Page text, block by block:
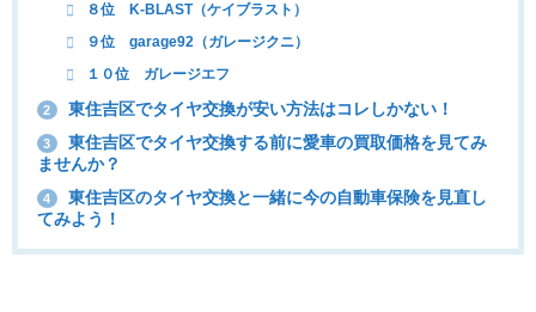
８位 K-BLAST（ケイブラスト）
９位 garage92（ガレージクニ）
１０位 ガレージエフ
2 東住吉区でタイヤ交換が安い方法はコレしかない！
3
東住吉区でタイヤ交換する前に愛車の買取価格を見てみ
ませんか？
4
東住吉区のタイヤ交換と一緒に今の自動車保険を見直し
てみよう！